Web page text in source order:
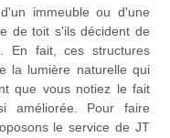
immeuble ou d'une
de toit s'ils décident de
En fait, ces structures
la lumière naturelle qui
que vous notiez le fait
améliorée. Pour faire
le service de JT